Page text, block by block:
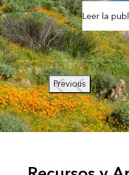
Leer la
Previous